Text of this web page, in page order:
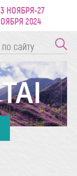
НОЯБРЯ-27
2024